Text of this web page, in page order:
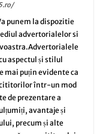
punem la dispozitie
advertorialelor si
aspectul și stilul
mai puțin evidente ca
cititorilor într-un mod
de prezentare a
avantaje și
precum și alte